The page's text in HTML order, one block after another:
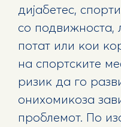
дијабетес,
со подвижноста,
потат или кои
на спортските
ризик да го
онихомикоза
проблемот. По